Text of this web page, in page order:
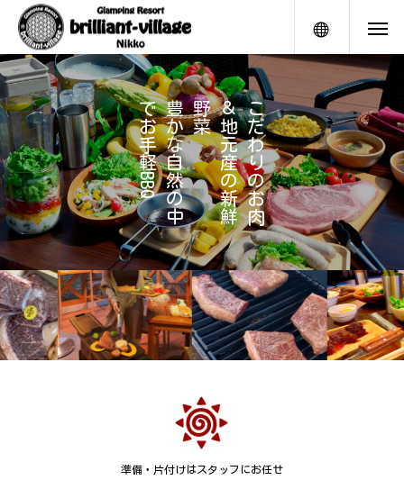
メニュー
こ
だ
わ
り
の
お
肉
＆
地
元
産
の
新
鮮
野
菜
豊
か
な
自
然
の
中
で
お
手
軽
B
B
Q
準備・片付けはスタッフにお任せ